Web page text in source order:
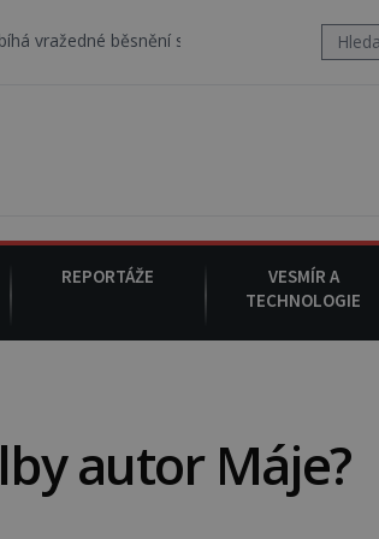
satanistického gangu vedeného Charlesem
REPORTÁŽE
VESMÍR A
TECHNOLOGIE
autor Máje?